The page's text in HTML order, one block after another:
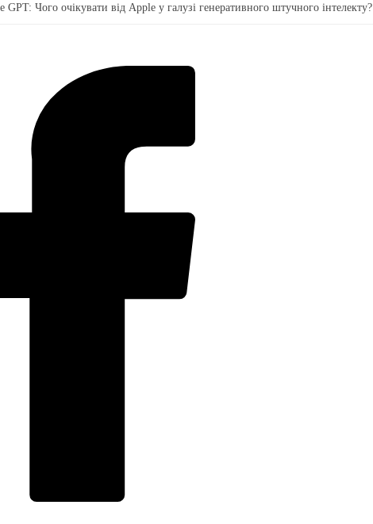
GPT: Чого очікувати від Apple у галузі генеративного штучного інтелекту?